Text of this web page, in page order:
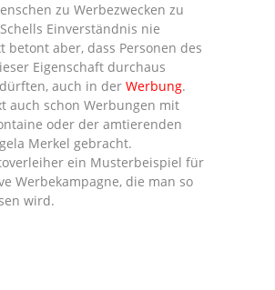
zu Werbezwecken zu
Einverständnis nie
betont aber, dass Personen des
Eigenschaft durchaus
auch in der Werbung.
auch schon Werbungen mit
oder der amtierenden
Merkel gebracht.
ein Musterbeispiel für
Werbekampagne, die man so
wird.